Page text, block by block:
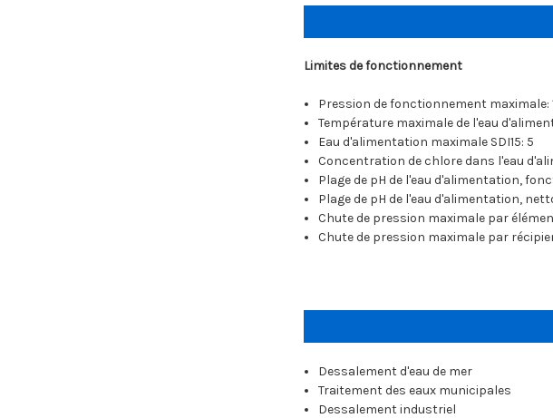
Limites de fonctionnement
Pression de fonctionnement maximale:
Température maximale de l'eau
Eau d'alimentation maximale SDI15: 5
Concentration de chlore dans l'eau
Plage de pH de l'eau d'alimentation,
Plage de pH de l'eau d'alimentation,
Chute de pression maximale par
Chute de pression maximale par
Dessalement d'eau de mer
Traitement des eaux municipales
Dessalement industriel